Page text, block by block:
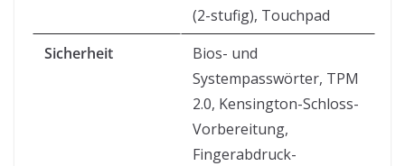
(2-stufig), Touchpad
Sicherheit
Bios- und
Systempasswörter, TPM
2.0, Kensington-Schloss-
Vorbereitung,
Fingerabdruck-